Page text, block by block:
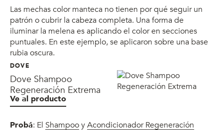
Las mechas color manteca no tienen por qué seguir un
patrón o cubrir la cabeza completa. Una forma de
iluminar la melena es aplicando el color en secciones
puntuales. En este ejemplo, se aplicaron sobre una base
rubia oscura.
DOVE
Dove Shampoo
Regeneración Extrema
Ve al producto
Probá: El ShampooyAcondicionador Regeneración